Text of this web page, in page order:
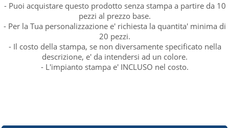
- Puoi acquistare questo prodotto senza stampa a partire da 10
pezzi al prezzo base.
- Per la Tua personalizzazione e' richiesta la quantita' minima di
20 pezzi.
- Il costo della stampa, se non diversamente specificato nella
descrizione, e' da intendersi ad un colore.
- L'impianto stampa e' INCLUSO nel costo.